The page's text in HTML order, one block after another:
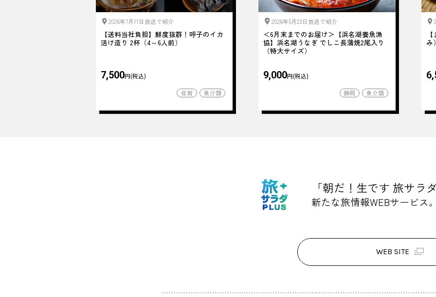
2026年7月11日放送で紹介
【送料当社負担】鮮度抜群！呼子のイカ
活け造り 2杯（4～6人前）
7,500円(税込)
佐賀 魚介類
2026年5月23日放送で紹介
＜6月末までのお届け＞【浜名湖養魚漁
協】浜名湖うなぎ でしこ長蒲焼2尾入り
（特大サイズ）
9,000円(税込)
静岡 魚介類
み
「朝だ！生です 旅サラ
新たな旅情報WEBサービス。
WEB SITE